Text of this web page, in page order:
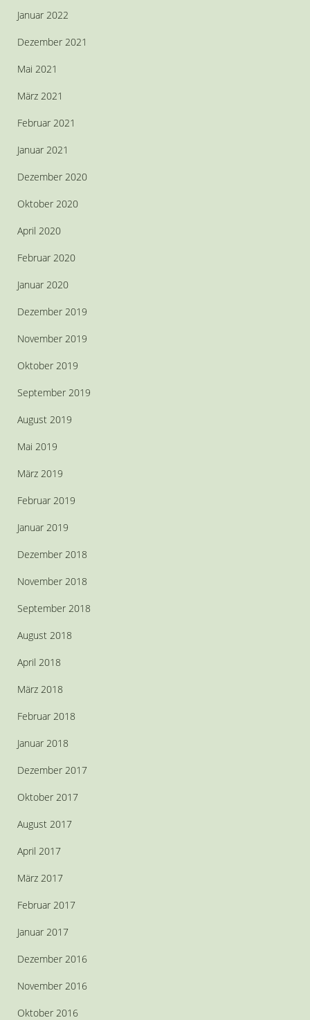
Januar 2022
Dezember 2021
Mai 2021
März 2021
Februar 2021
Januar 2021
Dezember 2020
Oktober 2020
April 2020
Februar 2020
Januar 2020
Dezember 2019
November 2019
Oktober 2019
September 2019
August 2019
Mai 2019
März 2019
Februar 2019
Januar 2019
Dezember 2018
November 2018
September 2018
August 2018
April 2018
März 2018
Februar 2018
Januar 2018
Dezember 2017
Oktober 2017
August 2017
April 2017
März 2017
Februar 2017
Januar 2017
Dezember 2016
November 2016
Oktober 2016